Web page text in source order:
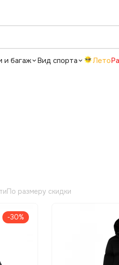
и багаж Вид спорта Лето
По размеру скидки
-30%